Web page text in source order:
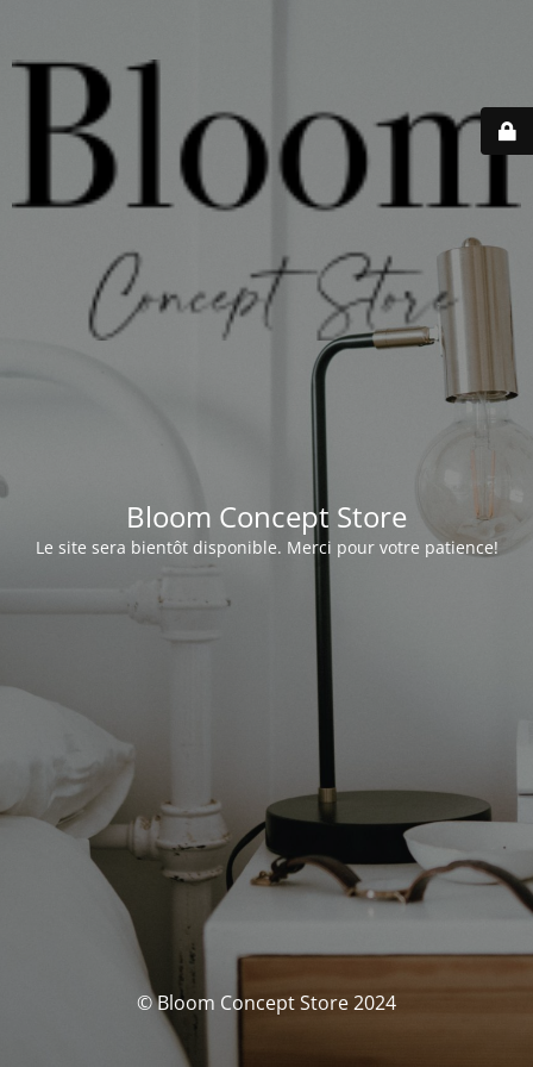
Bloom Concept Store
Le site sera bientôt disponible. Merci pour votre patience!
© Bloom Concept Store 2024